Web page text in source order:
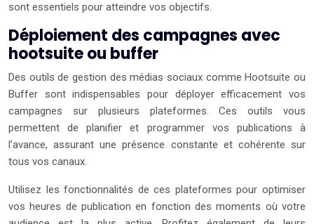
sont essentiels pour atteindre vos objectifs.
Déploiement des campagnes avec
hootsuite ou buffer
Des outils de gestion des médias sociaux comme Hootsuite ou
Buffer sont indispensables pour déployer efficacement vos
campagnes sur plusieurs plateformes. Ces outils vous
permettent de planifier et programmer vos publications à
l’avance, assurant une présence constante et cohérente sur
tous vos canaux.
Utilisez les fonctionnalités de ces plateformes pour optimiser
vos heures de publication en fonction des moments où votre